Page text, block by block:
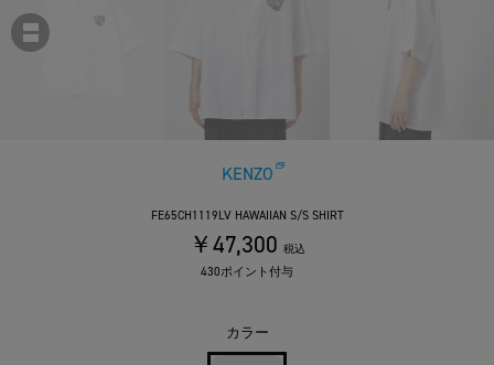
KENZO
FE65CH1119LV HAWAIIAN S/S SHIRT
￥47,300 税込
430ポイント付与
カラー